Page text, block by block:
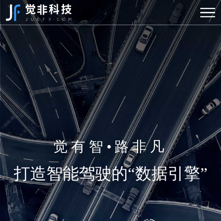
觉有智•路非凡
打造智能驾驶的“数据引擎”